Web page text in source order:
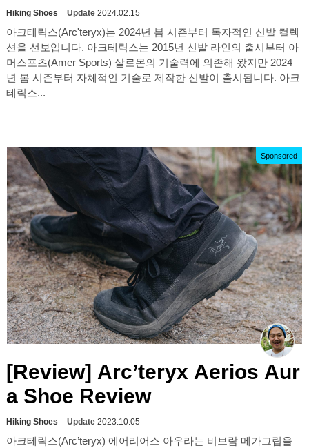
Hiking Shoes Update 2024.02.15
아크테릭스(Arc'teryx)는 2024년 봄 시즌부터 독자적인 신발 컬렉
션을 선보입니다. 아크테릭스는 2015년 신발 라인의 출시부터 아
머스포츠(Amer Sports) 살로몬의 기술력에 의존해 왔지만 2024
년 봄 시즌부터 자체적인 기술로 제작한 신발이 출시됩니다. 아크
테릭스...
Sponsored
[Review] Arc’teryx Aerios Aur
a Shoe Review
Hiking Shoes Update 2023.10.05
아크테릭스(Arc’teryx) 에어리어스 아우라는 비브람 메가그립을